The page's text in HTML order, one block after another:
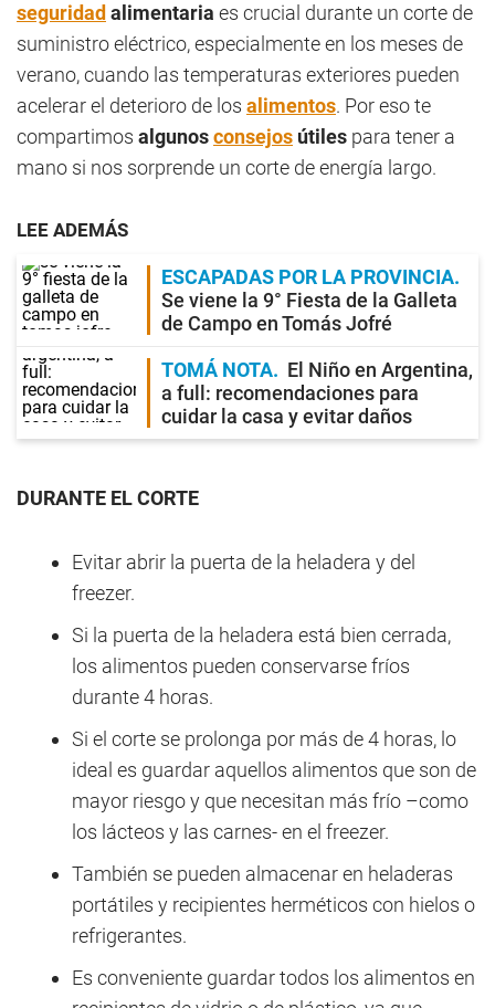
seguridad alimentaria es crucial durante un corte de
suministro eléctrico, especialmente en los meses de
verano, cuando las temperaturas exteriores pueden
acelerar el deterioro de los alimentos. Por eso te
compartimos algunosconsejos útiles para tener a
mano si nos sorprende un corte de energía largo.
LEE ADEMÁS
ESCAPADAS POR LA PROVINCIA
Se viene la 9° Fiesta de la Galleta
de Campo en Tomás Jofré
TOMÁ NOTA
El Niño en Argentina,
a full: recomendaciones para
cuidar la casa y evitar daños
DURANTE EL CORTE
Evitar abrir la puerta de la heladera y del
freezer.
Si la puerta de la heladera está bien cerrada,
los alimentos pueden conservarse fríos
durante 4 horas.
Si el corte se prolonga por más de 4 horas, lo
ideal es guardar aquellos alimentos que son de
mayor riesgo y que necesitan más frío –como
los lácteos y las carnes- en el freezer.
También se pueden almacenar en heladeras
portátiles y recipientes herméticos con hielos o
refrigerantes.
Es conveniente guardar todos los alimentos en